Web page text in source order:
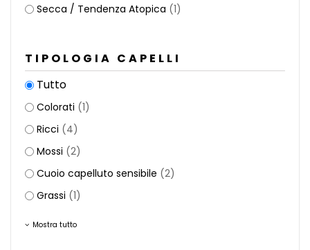
Secca / Tendenza Atopica (1)
TIPOLOGIA CAPELLI
Tutto
Colorati (1)
Ricci (4)
Mossi (2)
Cuoio capelluto sensibile (2)
Grassi (1)
Mostra tutto